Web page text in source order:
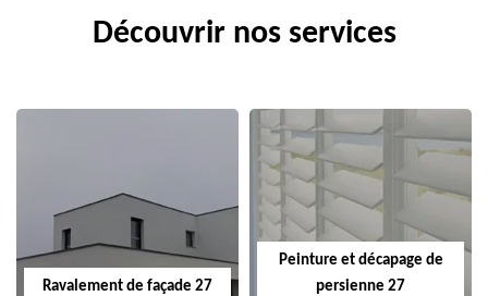
Découvrir nos services
Ravalement de façade 27
Peinture et décapage de
persienne 27